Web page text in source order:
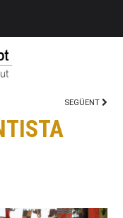
SEGÜENT